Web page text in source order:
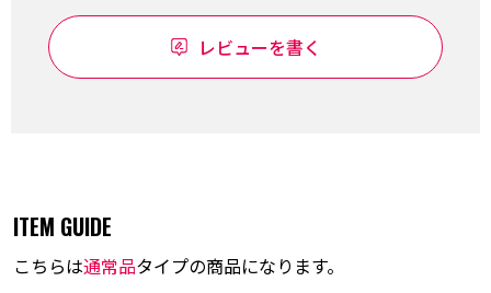
レビューを書く
ITEM GUIDE
こちらは通常品タイプの商品になります。